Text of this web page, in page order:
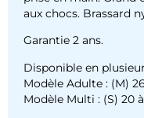
aux chocs. Brassard
Garantie 2 ans.
Disponible en
Modèle Adulte : (M)
Modèle Multi : (S) 20